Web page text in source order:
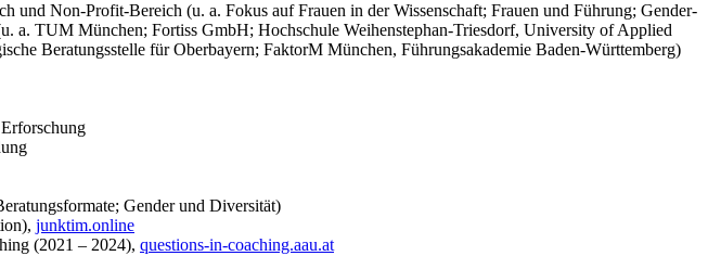
Non-Profit-Bereich (u. a. Fokus auf Frauen in der Wissenschaft; Frauen und Führung; Gender-
a. TUM München; Fortiss GmbH; Hochschule Weihenstephan-Triesdorf, University of Applied
Beratungsstelle für Oberbayern; FaktorM München, Führungsakademie Baden-Württemberg)
Gender und Diversität)
junktim.online
(2021 – 2024), questions-in-coaching.aau.at